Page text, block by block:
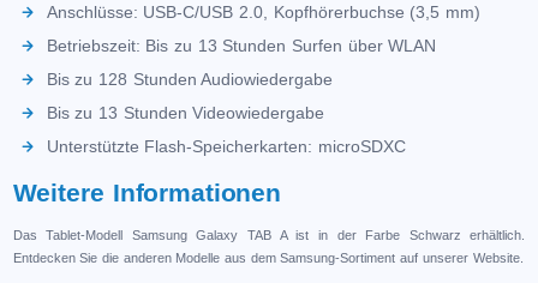
Anschlüsse: USB-C/USB 2.0, Kopfhörerbuchse (3,5 mm)
Betriebszeit: Bis zu 13 Stunden Surfen über WLAN
Bis zu 128 Stunden Audiowiedergabe
Bis zu 13 Stunden Videowiedergabe
Unterstützte Flash-Speicherkarten: microSDXC
Weitere Informationen
Das Tablet-Modell Samsung Galaxy TAB A ist in der Farbe Schwarz erhältlich.
Entdecken Sie die anderen Modelle aus dem Samsung-Sortiment auf unserer Website.